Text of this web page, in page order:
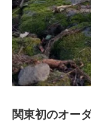
関東初のオー